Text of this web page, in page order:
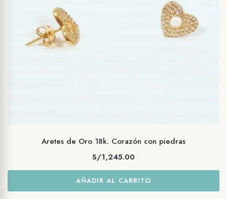
Aretes de Oro 18k. Corazón con piedras
S/1,245.00
AÑADIR AL CARRITO